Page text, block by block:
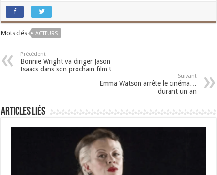
Mots clés ACTEURS
Précédent
Bonnie Wright va diriger Jason
Isaacs dans son prochain film !
Suivant
Emma Watson arrête le cinéma…
durant un an
Articles liés